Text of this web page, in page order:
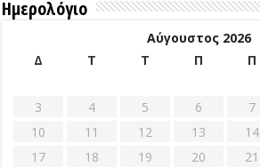
Ημερολόγιο
Αύγουστος 2026
Δ
Τ Τ Π Π
3
4 5 6 7
10
11 12 13 14
17
18 19 20 21